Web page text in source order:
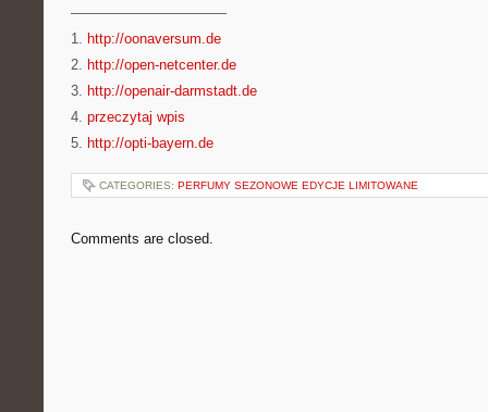
———————————
1. http://oonaversum.de
2. http://open-netcenter.de
3. http://openair-darmstadt.de
4. przeczytaj wpis
5. http://opti-bayern.de
CATEGORIES: PERFUMY SEZONOWE EDYCJE LIMITOWANE
Comments are closed.